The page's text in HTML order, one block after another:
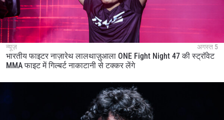
न्यूज़ अगस्त 5
भारतीय फाइटर नाज़ारेथ लालथाज़ुआला ONE Fight Night 47 की स्ट्रॉवेट
MMA फाइट में गिल्बर्ट नाकाटानी से टक्कर लेंगे